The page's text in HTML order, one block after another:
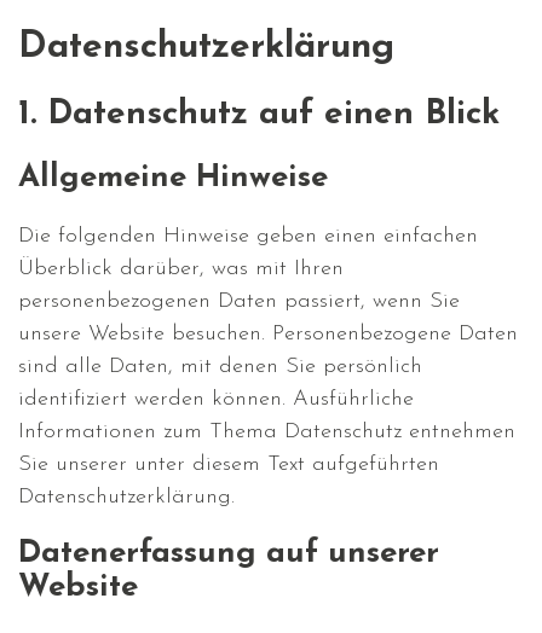
Datenschutzerklärung
1. Datenschutz auf einen Blick
Allgemeine Hinweise
Die folgenden Hinweise geben einen einfachen
Überblick darüber, was mit Ihren
personenbezogenen Daten passiert, wenn Sie
unsere Website besuchen. Personenbezogene Daten
sind alle Daten, mit denen Sie persönlich
identifiziert werden können. Ausführliche
Informationen zum Thema Datenschutz entnehmen
Sie unserer unter diesem Text aufgeführten
Datenschutzerklärung.
Datenerfassung auf unserer
Website